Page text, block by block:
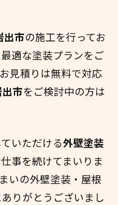
出市の施工を行ってお
適な塗装プランをご
見積りは無料で対応
市をご検討中の方は
いただける外壁塗装
事を続けてまいりま
いの外壁塗装・屋根
りがとうございまし